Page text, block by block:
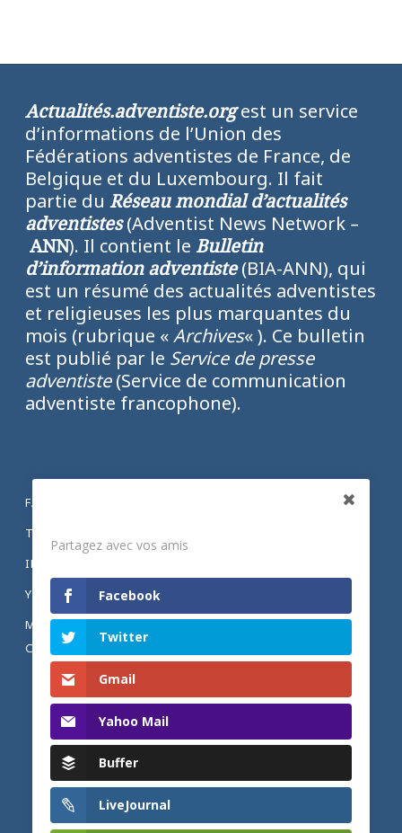
Actualités.adventiste.orgest un service
d’informations de l’Union des
Fédérations adventistes de France, de
Belgique et du Luxembourg. Il fait
partie du Réseau mondial d’actualités
adventistes(Adventist News Network –
ANN). Il contient le Bulletin
d’information adventiste(BIA-ANN), qui
est un résumé des actualités adventistes
et religieuses les plus marquantes du
mois (rubrique «Archives« ). Ce bulletin
est publié par le Service de presse
adventiste(Service de communication
adventiste francophone).
FACEBOOK
TWITTER
INSTAGRAM
YOUTUBE
MENTIONS LÉGALES ET POLITIQUE DE
CONFIDENTIALITÉ
Partagez avec vos amis
Facebook
Twitter
Gmail
Yahoo Mail
Buffer
LiveJournal